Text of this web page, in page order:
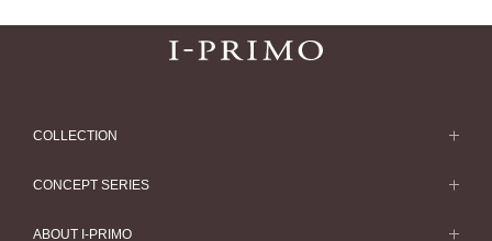
COLLECTION
CONCEPT SERIES
ABOUT I-PRIMO